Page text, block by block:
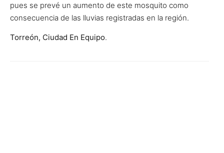
pues se prevé un aumento de este mosquito como
consecuencia de las lluvias registradas en la región.
Torreón, Ciudad En Equipo.